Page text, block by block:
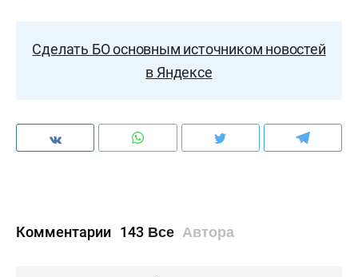
Сделать БО основным источником новостей
в Яндексе
Комментарии 143 Все Автора